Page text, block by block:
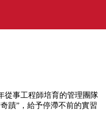
從事工程師培育的管理團隊
蹟”，給予停滯不前的實習